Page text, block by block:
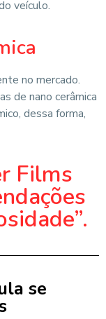
veículo.
no mercado.
de nano cerâmica
dessa forma,
Films
se